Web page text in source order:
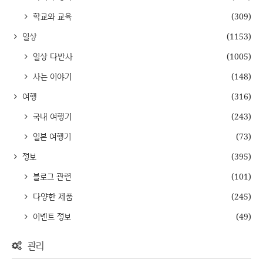
학교와 교육
(309)
일상
(1153)
일상 다반사
(1005)
사는 이야기
(148)
여행
(316)
국내 여행기
(243)
일본 여행기
(73)
정보
(395)
블로그 관련
(101)
다양한 제품
(245)
이벤트 정보
(49)
관리